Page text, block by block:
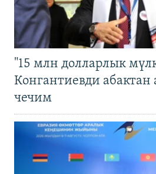
"15 млн долларлык
Конгантиевди абактан
чечим